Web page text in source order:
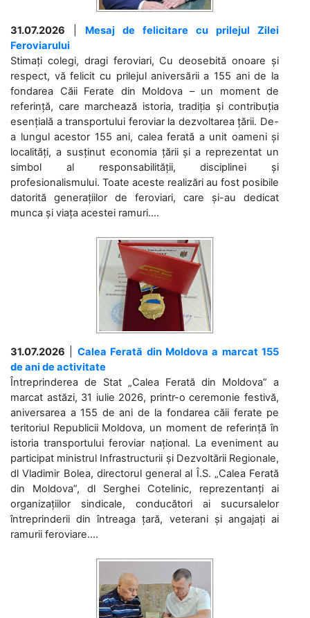
31.07.2026
Mesaj de felicitare cu prilejul Zilei
Feroviarului
Stimați colegi, dragi feroviari, Cu deosebită onoare și
respect, vă felicit cu prilejul aniversării a 155 ani de la
fondarea Căii Ferate din Moldova – un moment de
referință, care marchează istoria, tradiția și contribuția
esențială a transportului feroviar la dezvoltarea țării. De-
a lungul acestor 155 ani, calea ferată a unit oameni și
localități, a susținut economia țării și a reprezentat un
simbol al responsabilității, disciplinei și
profesionalismului. Toate aceste realizări au fost posibile
datorită generațiilor de feroviari, care și-au dedicat
munca și viața acestei ramuri....
31.07.2026
Calea Ferată din Moldova a marcat 155
de ani de activitate
Întreprinderea de Stat „Calea Ferată din Moldova” a
marcat astăzi, 31 iulie 2026, printr-o ceremonie festivă,
aniversarea a 155 de ani de la fondarea căii ferate pe
teritoriul Republicii Moldova, un moment de referință în
istoria transportului feroviar național. La eveniment au
participat ministrul Infrastructurii și Dezvoltării Regionale,
dl Vladimir Bolea, directorul general al Î.S. „Calea Ferată
din Moldova”, dl Serghei Cotelinic, reprezentanți ai
organizațiilor sindicale, conducători ai sucursalelor
întreprinderii din întreaga țară, veterani și angajați ai
ramurii feroviare....